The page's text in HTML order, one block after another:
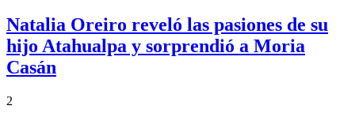
Natalia Oreiro reveló las pasiones de su
hijo Atahualpa y sorprendió a Moria
Casán
2